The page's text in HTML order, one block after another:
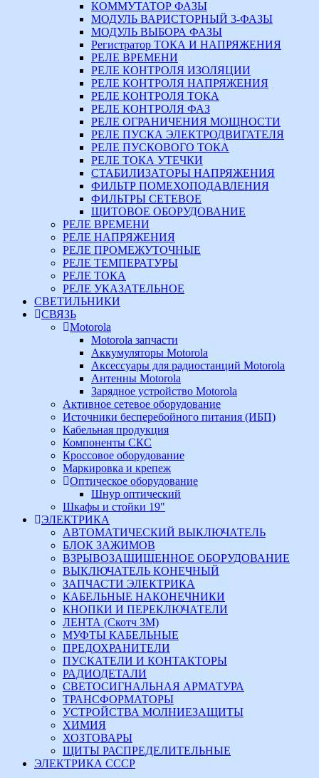
КОММУТАТОР ФАЗЫ
МОДУЛЬ ВАРИСТОРНЫЙ 3-ФАЗЫ
МОДУЛЬ ВЫБОРА ФАЗЫ
Регистратор ТОКА И НАПРЯЖЕНИЯ
РЕЛЕ ВРЕМЕНИ
РЕЛЕ КОНТРОЛЯ ИЗОЛЯЦИИ
РЕЛЕ КОНТРОЛЯ НАПРЯЖЕНИЯ
РЕЛЕ КОНТРОЛЯ ТОКА
РЕЛЕ КОНТРОЛЯ ФАЗ
РЕЛЕ ОГРАНИЧЕНИЯ МОЩНОСТИ
РЕЛЕ ПУСКА ЭЛЕКТРОДВИГАТЕЛЯ
РЕЛЕ ПУСКОВОГО ТОКА
РЕЛЕ ТОКА УТЕЧКИ
СТАБИЛИЗАТОРЫ НАПРЯЖЕНИЯ
ФИЛЬТР ПОМЕХОПОДАВЛЕНИЯ
ФИЛЬТРЫ СЕТЕВОЕ
ЩИТОВОЕ ОБОРУДОВАНИЕ
РЕЛЕ ВРЕМЕНИ
РЕЛЕ НАПРЯЖЕНИЯ
РЕЛЕ ПРОМЕЖУТОЧНЫЕ
РЕЛЕ ТЕМПЕРАТУРЫ
РЕЛЕ ТОКА
РЕЛЕ УКАЗАТЕЛЬНОЕ
СВЕТИЛЬНИКИ
СВЯЗЬ
Motorola
Motorola запчасти
Аккумуляторы Motorola
Аксессуары для радиостанций Motorola
Антенны Motorola
Зарядное устройство Motorola
Активное сетевое оборудование
Источники бесперебойного питания (ИБП)
Кабельная продукция
Компоненты СКС
Кроссовое оборудование
Маркировка и крепеж
Оптическое оборудование
Шнур оптический
Шкафы и стойки 19"
ЭЛЕКТРИКА
АВТОМАТИЧЕСКИЙ ВЫКЛЮЧАТЕЛЬ
БЛОК ЗАЖИМОВ
ВЗРЫВОЗАЩИЩЕННОЕ ОБОРУДОВАНИЕ
ВЫКЛЮЧАТЕЛЬ КОНЕЧНЫЙ
ЗАПЧАСТИ ЭЛЕКТРИКА
КАБЕЛЬНЫЕ НАКОНЕЧНИКИ
КНОПКИ И ПЕРЕКЛЮЧАТЕЛИ
ЛЕНТА (Скотч 3М)
МУФТЫ КАБЕЛЬНЫЕ
ПРЕДОХРАНИТЕЛИ
ПУСКАТЕЛИ И КОНТАКТОРЫ
РАДИОДЕТАЛИ
СВЕТОСИГНАЛЬНАЯ АРМАТУРА
ТРАНСФОРМАТОРЫ
УСТРОЙСТВА МОЛНИЕЗАЩИТЫ
ХИМИЯ
ХОЗТОВАРЫ
ЩИТЫ РАСПРЕДЕЛИТЕЛЬНЫЕ
ЭЛЕКТРИКА СССР